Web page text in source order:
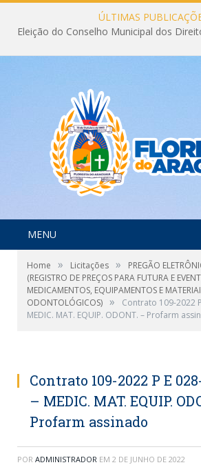
ÚLTIMAS
MENU
Home » Licitações »
PREGÃO
(REGISTRO DE PREÇOS PARA FUTURA E
MEDICAMENTOS, EQUIPAMENTOS E
ODONTOLÓGICOS) »
Contrato 109-2022
MEDIC. MAT. EQUIP. ODONT. – Profarm
Contrato 109-2022 P E
– MEDIC. MAT. EQUIP.
Profarm assinado
POR ADMINISTRADOR EM 2 DE JUNHO DE 2022